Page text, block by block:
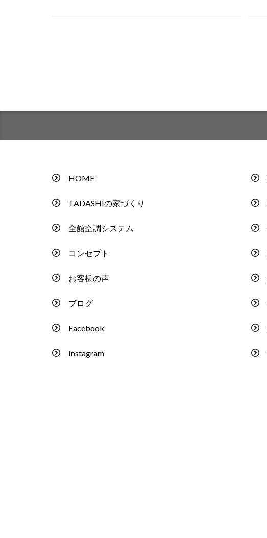
HOME
TADASHIの家づくり
全館空調システム
コンセプト
お客様の声
ブログ
Facebook
Instagram